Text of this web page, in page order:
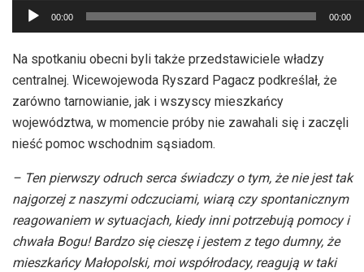
Odtwarzacz
plików
dźwiękowych
00:00 00:00
Na spotkaniu obecni byli także przedstawiciele władzy
centralnej. Wicewojewoda Ryszard Pagacz podkreślał, że
zarówno tarnowianie, jak i wszyscy mieszkańcy
województwa, w momencie próby nie zawahali się i zaczęli
nieść pomoc wschodnim sąsiadom.
– Ten pierwszy odruch serca świadczy o tym, że nie jest tak
najgorzej z naszymi odczuciami, wiarą czy spontanicznym
reagowaniem w sytuacjach, kiedy inni potrzebują pomocy i
chwała Bogu! Bardzo się cieszę i jestem z tego dumny, że
mieszkańcy Małopolski, moi współrodacy, reagują w taki